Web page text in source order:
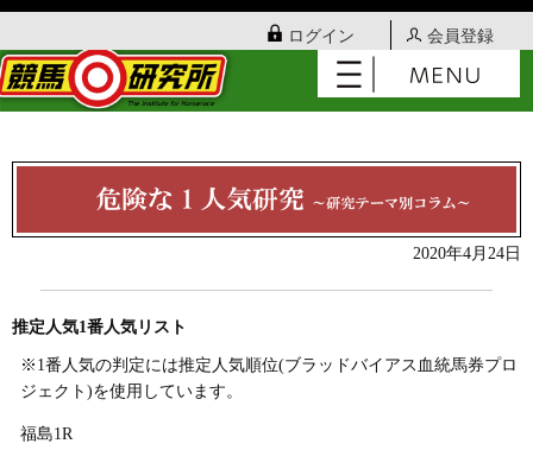
ログイン 会員登録
2020年4月24日
推定人気1番人気リスト
※1番人気の判定には推定人気順位(ブラッドバイアス血統馬券プロ
ジェクト)を使用しています。
福島1R